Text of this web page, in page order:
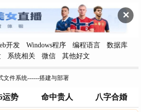
✕
开发 Windows程序 编程语言
数据库
系统相关 微信 其他好文
文件系统------搭建与部署
运势 命中贵人 八字合婚